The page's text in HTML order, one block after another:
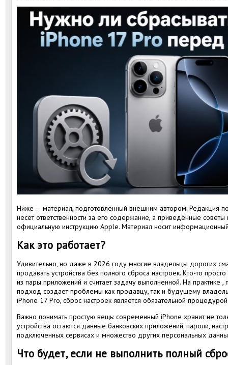
Ниже — материал, подготовленный внешним автором. Редакция
несёт ответственности за его содержание, а приведённые советы
официальную инструкцию Apple. Материал носит
Как это работает?
Удивительно, но даже в 2026 году многие владельцы дорогих
продавать устройства без полного сброса настроек. Кто-то
из пары приложений и считает задачу выполненной. На практике
подход создает проблемы как продавцу, так и будущему
iPhone 17 Pro, сброс настроек является обязательной
Важно понимать простую вещь: современный iPhone хранит не
устройства остаются данные банковских приложений, пароли,
подключенных сервисах и множество других персональных
Что будет, если не выполнить полный